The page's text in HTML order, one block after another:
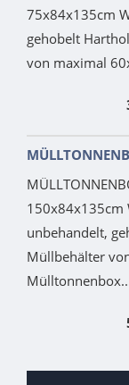
75x84x135cm
gehobelt
von maximal
150x84x135cm
unbehandelt,
Müllbehälter